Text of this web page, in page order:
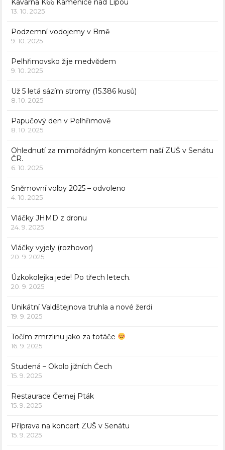
13. 10. 2025
Podzemní vodojemy v Brně
9. 10. 2025
Pelhřimovsko žije medvědem
9. 10. 2025
Už 5 letá sázím stromy (15.386 kusů)
8. 10. 2025
Papučový den v Pelhřimově
8. 10. 2025
Ohlednutí za mimořádným koncertem naší ZUŠ v Senátu
ČR.
6. 10. 2025
Sněmovní volby 2025 – odvoleno
4. 10. 2025
Vláčky JHMD z dronu
24. 9. 2025
Vláčky vyjely (rozhovor)
20. 9. 2025
Úzkokolejka jede! Po třech letech.
20. 9. 2025
Unikátní Valdštejnova truhla a nové žerdi
19. 9. 2025
Točím zmrzlinu jako za totáče
16. 9. 2025
Studená – Okolo jižních Čech
15. 9. 2025
Restaurace Černej Pták
15. 9. 2025
Příprava na koncert ZUŠ v Senátu
15. 9. 2025